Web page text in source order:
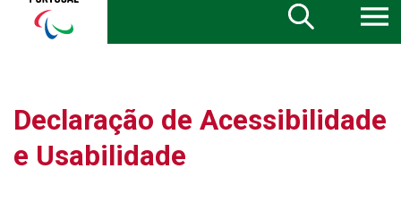
Portugal
Declaração de Acessibilidade
e Usabilidade